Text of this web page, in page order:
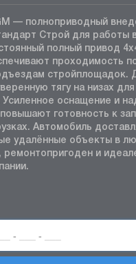
— полноприводный
Строй для работы
полный привод
проходимость
стройплощадок.
тягу на низах
Усиленное оснащение и
готовность к
Автомобиль
удалённые объекты в
ремонтопригоден и